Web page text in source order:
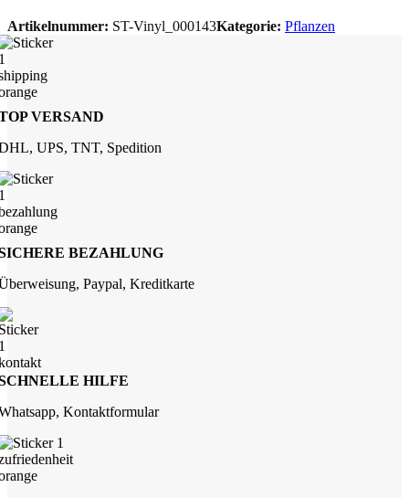
Artikelnummer: ST-Vinyl_000143Kategorie: Pflanzen
VERSAND
UPS, TNT, Spedition
BEZAHLUNG
Paypal, Kreditkarte
HILFE
Kontaktformular